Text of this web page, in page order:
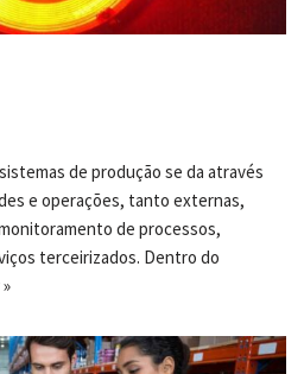
de produção se da através
e operações, tanto externas,
de processos,
terceirizados. Dentro do